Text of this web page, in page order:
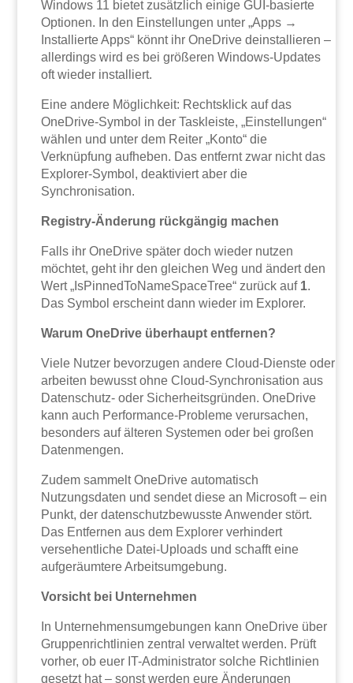
Windows 11 bietet zusätzlich einige GUI-basierte
Optionen. In den Einstellungen unter „Apps →
Installierte Apps“ könnt ihr OneDrive deinstallieren –
allerdings wird es bei größeren Windows-Updates
oft wieder installiert.
Eine andere Möglichkeit: Rechtsklick auf das
OneDrive-Symbol in der Taskleiste, „Einstellungen“
wählen und unter dem Reiter „Konto“ die
Verknüpfung aufheben. Das entfernt zwar nicht das
Explorer-Symbol, deaktiviert aber die
Synchronisation.
Registry-Änderung rückgängig machen
Falls ihr OneDrive später doch wieder nutzen
möchtet, geht ihr den gleichen Weg und ändert den
Wert „IsPinnedToNameSpaceTree“ zurück auf 1.
Das Symbol erscheint dann wieder im Explorer.
Warum OneDrive überhaupt entfernen?
Viele Nutzer bevorzugen andere Cloud-Dienste oder
arbeiten bewusst ohne Cloud-Synchronisation aus
Datenschutz- oder Sicherheitsgründen. OneDrive
kann auch Performance-Probleme verursachen,
besonders auf älteren Systemen oder bei großen
Datenmengen.
Zudem sammelt OneDrive automatisch
Nutzungsdaten und sendet diese an Microsoft – ein
Punkt, der datenschutzbewusste Anwender stört.
Das Entfernen aus dem Explorer verhindert
versehentliche Datei-Uploads und schafft eine
aufgeräumtere Arbeitsumgebung.
Vorsicht bei Unternehmen
In Unternehmensumgebungen kann OneDrive über
Gruppenrichtlinien zentral verwaltet werden. Prüft
vorher, ob euer IT-Administrator solche Richtlinien
gesetzt hat – sonst werden eure Änderungen